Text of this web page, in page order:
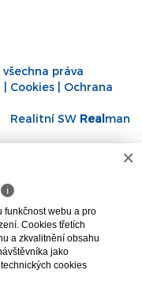
práva
Cookies
Ochrana
Realitní SW Realman
×
ℹ
funkčnost webu a pro
Cookies třetích
a zkvalitnění obsahu
jako
cookies